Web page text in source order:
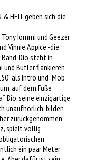
HELL geben sich die
Iommi und Geezer
Vinnie Appice -die
Band. Dio steht in
und Butler flankieren
als Intro und „Mob
auf dem Fuße
Dio, seine einzigartige
unaufhörlich, bilden
zurückgenommen
spielt völlig
ein paar Meter